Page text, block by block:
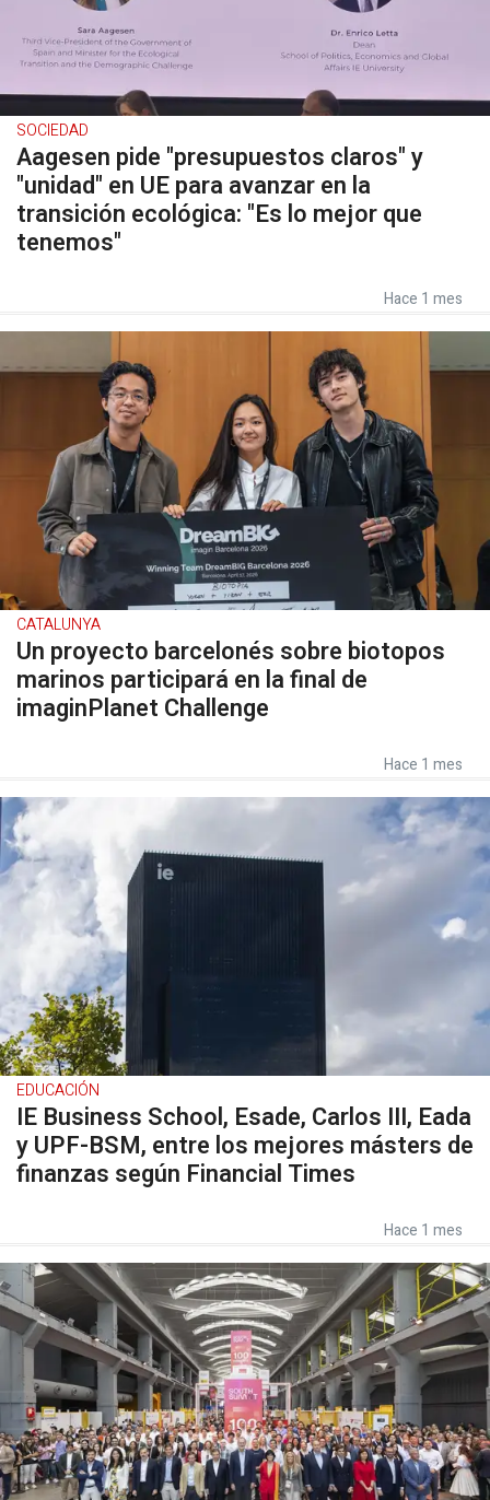
SOCIEDAD
Aagesen pide "presupuestos claros" y
"unidad" en UE para avanzar en la
transición ecológica: "Es lo mejor que
tenemos"
Hace 1 mes
CATALUNYA
Un proyecto barcelonés sobre biotopos
marinos participará en la final de
imaginPlanet Challenge
Hace 1 mes
EDUCACIÓN
IE Business School, Esade, Carlos III, Eada
y UPF-BSM, entre los mejores másters de
finanzas según Financial Times
Hace 1 mes